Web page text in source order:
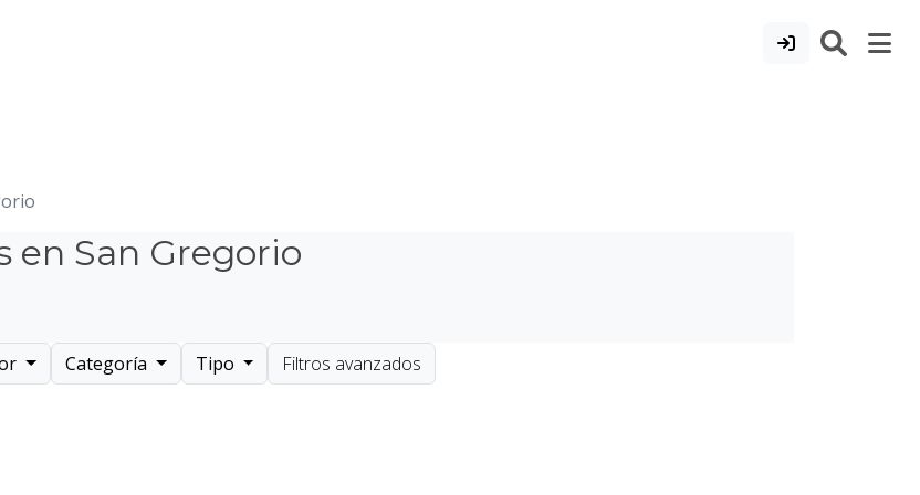
en San Gregorio
Categoría Tipo Filtros avanzados